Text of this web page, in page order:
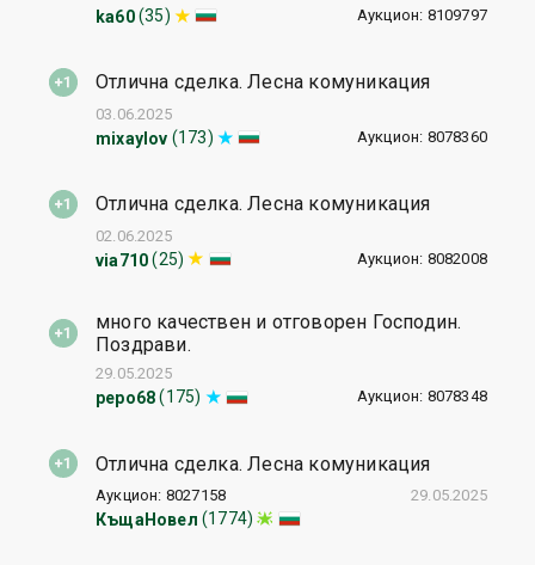
ka60 (35) Аукцион: 8109797
Отлична сделка. Лесна комуникация
mixaylov (173) Аукцион: 8078360
03.06.2025
Отлична сделка. Лесна комуникация
via710 (25) Аукцион: 8082008
02.06.2025
много качествен и отговорен Господин.
Поздрави.
pepo68 (175) Аукцион: 8078348
29.05.2025
Отлична сделка. Лесна комуникация
КъщаНовел (1774)
Аукцион: 8027158 29.05.2025